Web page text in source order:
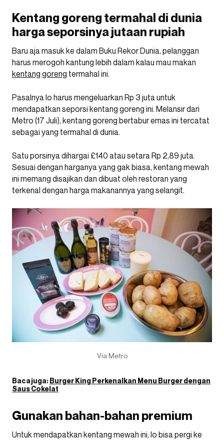
Kentang goreng termahal di dunia
harga seporsinya jutaan rupiah
Baru aja masuk ke dalam Buku Rekor Dunia, pelanggan
harus merogoh kantung lebih dalam kalau mau makan
kentang goreng termahal ini.
Pasalnya lo harus mengeluarkan Rp 3 juta untuk
mendapatkan seporsi kentang goreng ini. Melansir dari
Metro (17 Juli), kentang goreng bertabur emas ini tercatat
sebagai yang termahal di dunia.
Satu porsinya dihargai £140 atau setara Rp 2,89 juta.
Sesuai dengan harganya yang gak biasa, kentang mewah
ini memang disajikan dan dibuat oleh restoran yang
terkenal dengan harga makanannya yang selangit.
Via Metro
Baca juga:Burger King Perkenalkan Menu Burger dengan
Saus Cokelat
Gunakan bahan-bahan premium
Untuk mendapatkan kentang mewah ini, lo bisa pergi ke